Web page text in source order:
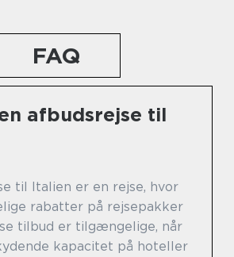
FAQ
afbudsrejse til
til Italien er en rejse, hvor
rabatter på rejsepakker
tilbud er tilgængelige, når
kapacitet på hoteller